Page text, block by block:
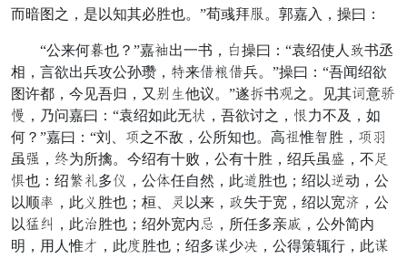
而暗图之，是以知其必胜也。”荀彧拜房。郭嘉入，操曰：
“公来何生也？”嘉求出一书，建操曰：“袁绍使人阶书丞
相，言欲出兵攻公孙瓒，统来加浸加兵。”操曰：“吾闻绍欲
图许都，今见吾归，又具水他议。”遂俗书好之。见其鹿意手
援，乃问嘉曰：“袁绍如此无重，吾欲讨之，叹力不及，如
何？”嘉曰：“刘、横之不敌，公所知也。高孝惟甚胜，横装
虽霸，就为所擒。今绍有十败，公有十胜，绍兵虽灵，不围
折也：绍反思多春，公透任自然，此借胜也；绍以唇动，公
以顺车，此乡胜也；桓、直以来，速失于宽，绍以宽足，公
以克想，此尽胜也；绍外宽内江，所任多亲付，公外简内
明，用人惟润，此静胜也；绍多塞少发，公得策辄行，此塞